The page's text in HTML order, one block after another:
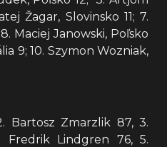
Žagar, Slovinsko 11; 7.
Maciej Janowski, Poľsko
9; 10. Szymon Wozniak,
Bartosz Zmarzlik 87, 3.
Fredrik Lindgren 76, 5.